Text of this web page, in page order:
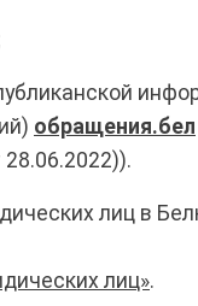
обращения.бел
лиц в
лиц».